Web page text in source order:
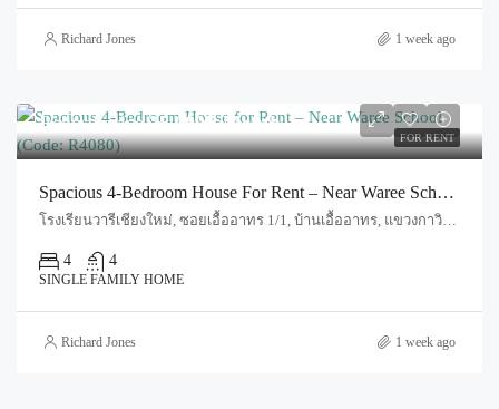
Richard Jones 1 week ago
FOR RENT
Rentral price25,000฿/Month
Spacious 4-Bedroom House For Rent – Near Waree School (Code: R4080)
4 4
SINGLE FAMILY HOME
Richard Jones 1 week ago